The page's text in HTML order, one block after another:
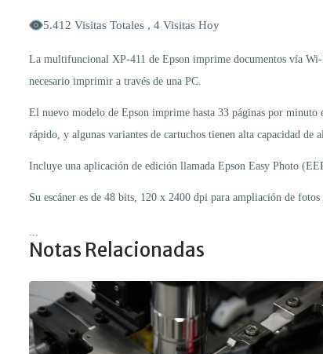
5.412 Visitas Totales , 4 Visitas Hoy
La multifuncional XP-411 de Epson imprime documentos vía Wi-
necesario imprimir a través de una PC.
El nuevo modelo de Epson imprime hasta 33 páginas por
rápido, y algunas variantes de cartuchos tienen alta capacidad de
Incluye una aplicación de edición llamada Epson Easy Photo
Su escáner es de 48 bits, 120 x 2400 dpi para ampliación de fotos
Notas Relacionadas